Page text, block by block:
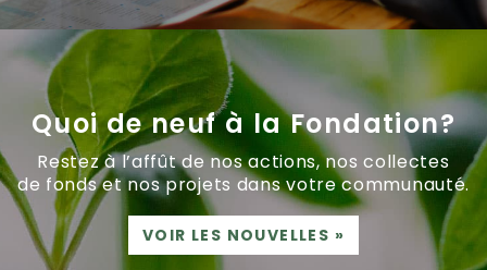
Quoi de neuf à la Fondation?
Restez à l’affût de nos actions, nos collectes
de fonds et nos projets dans votre communauté.
VOIR LES NOUVELLES »